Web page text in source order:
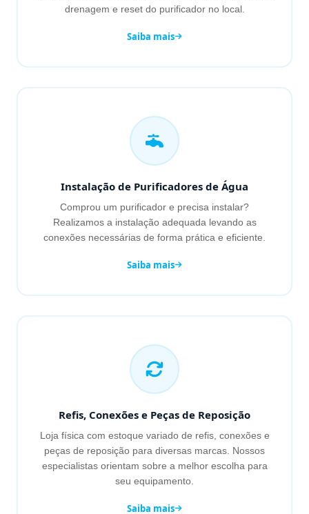
drenagem e reset do purificador no local.
Saiba mais
Instalação de Purificadores de Água
Comprou um purificador e precisa instalar?
Realizamos a instalação adequada levando as
conexões necessárias de forma prática e eficiente.
Saiba mais
Refis, Conexões e Peças de Reposição
Loja física com estoque variado de refis, conexões e
peças de reposição para diversas marcas. Nossos
especialistas orientam sobre a melhor escolha para
seu equipamento.
Saiba mais